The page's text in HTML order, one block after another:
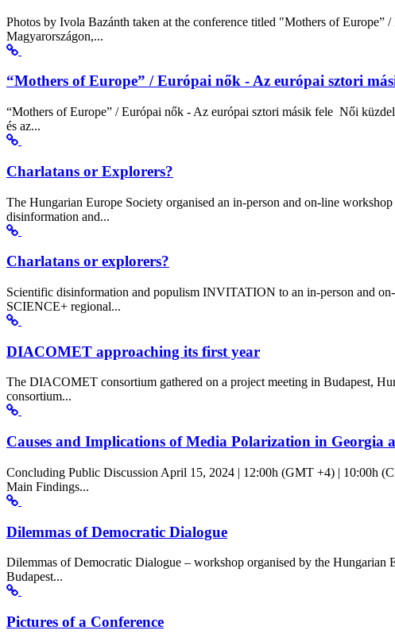
Photos by Ivola Bazánth taken at the conference titled "Mothers of Europe”
Magyarországon,...
“Mothers of Europe” / Európai nők - Az európai sztori
“Mothers of Europe” / Európai nők - Az európai sztori másik fele Női
és az...
Charlatans or Explorers?
The Hungarian Europe Society organised an in-person and on-line
disinformation and...
Charlatans or explorers?
Scientific disinformation and populism INVITATION to an in-person and
SCIENCE+ regional...
DIACOMET approaching its first year
The DIACOMET consortium gathered on a project meeting in Budapest,
consortium...
Causes and Implications of Media Polarization in Georgia
Concluding Public Discussion April 15, 2024 | 12:00h (GMT +4) | 10:00h
Main Findings...
Dilemmas of Democratic Dialogue
Dilemmas of Democratic Dialogue – workshop organised by the
Budapest...
Pictures of a Conference